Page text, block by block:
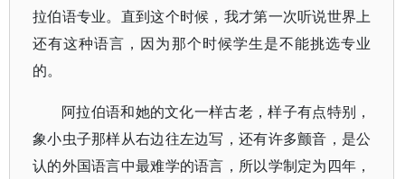
拉伯语专业。直到这个时候，我才第一次听说世界上
还有这种语言，因为那个时候学生是不能挑选专业
的。
阿拉伯语和她的文化一样古老，样子有点特别，
象小虫子那样从右边往左边写，还有许多颤音，是公
认的外国语言中最难学的语言，所以学制定为四年，